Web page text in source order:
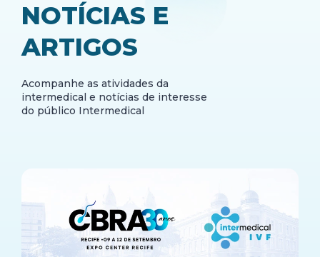
NOTÍCIAS E
ARTIGOS
Acompanhe as atividades da
intermedical e notícias de interesse
do público Intermedical